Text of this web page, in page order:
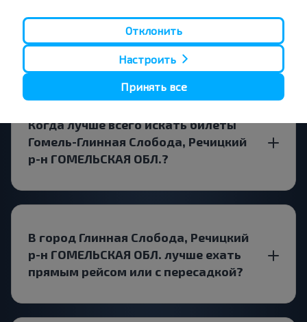
Существуют ли ограничения на
поездки по маршруту?
Когда лучше всего искать билеты
Гомель-Глинная Слобода, Речицкий
р-н ГОМЕЛЬСКАЯ ОБЛ.?
В город Глинная Слобода, Речицкий
р-н ГОМЕЛЬСКАЯ ОБЛ. лучше ехать
прямым рейсом или с пересадкой?
Отклонить
Настроить
Принять все